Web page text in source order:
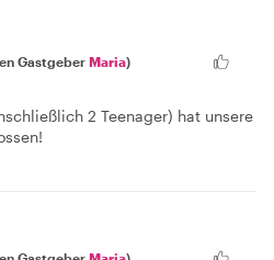
Gastgeber Maria)
2 Teenager) hat unsere